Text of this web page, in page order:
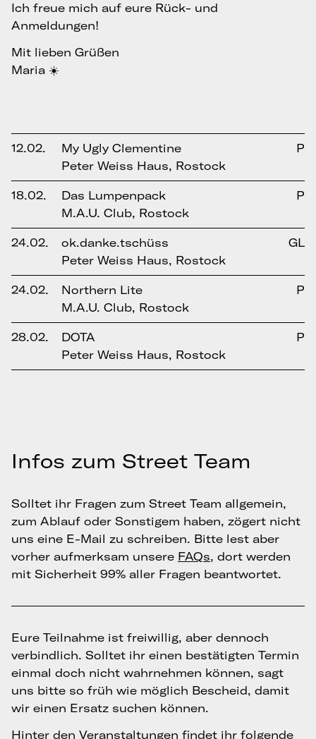
Ich freue mich auf eure Rück- und
Anmeldungen!
Mit lieben Grüßen
Maria ☀️
12.02.
My Ugly Clementine
Peter Weiss Haus, Rostock
P
18.02.
Das Lumpenpack
M.A.U. Club, Rostock
P
24.02.
ok.danke.tschüss
Peter Weiss Haus, Rostock
GL
24.02.
Northern Lite
M.A.U. Club, Rostock
P
28.02.
DOTA
Peter Weiss Haus, Rostock
P
Infos zum Street Team
Solltet ihr Fragen zum Street Team allgemein,
zum Ablauf oder Sonstigem haben, zögert nicht
uns eine E-Mail zu schreiben. Bitte lest aber
vorher aufmerksam unsere FAQs, dort werden
mit Sicherheit 99% aller Fragen beantwortet.
Eure Teilnahme ist freiwillig, aber dennoch
verbindlich. Solltet ihr einen bestätigten Termin
einmal doch nicht wahrnehmen können, sagt
uns bitte so früh wie möglich Bescheid, damit
wir einen Ersatz suchen können.
Hinter den Veranstaltungen findet ihr folgende